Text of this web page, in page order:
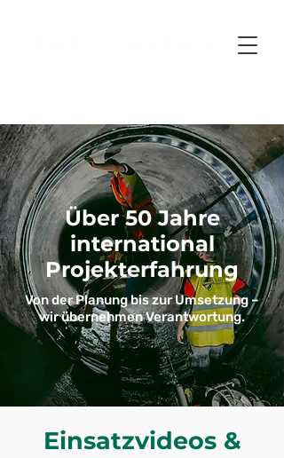
Über 50 Jahre
international
Projekterfahrung
Von der Planung bis zur Umsetzung –
wir übernehmen Verantwortung.
Einsatzvideos &